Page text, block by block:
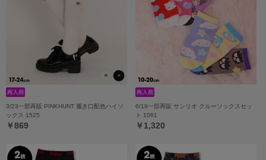
3/23一部再販 PINKHUNT 履き口配色ハイソ
ックス 1525
￥869
6/19一部再販 サンリオ クルーソックスセッ
ト 1061
￥1,320